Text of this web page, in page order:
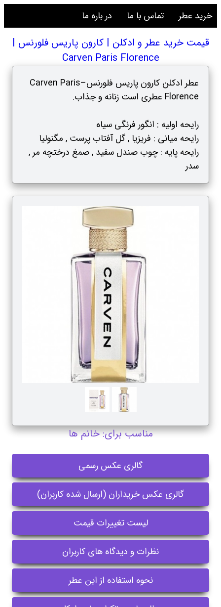
خرید عطر تماس با ما در باره ما
قیمت خرید عطر و ادکلن | کارون پاریس فلورنس |
Carven Paris Florence
عطر ادکلن کارون پاریس فلورنس–Carven Paris
Florence عطری است زنانه و جذاب.
رایحه اولیه : انگور فرنگی سیاه
رایحه میانی : فریزیا , گل آفتاب پرست , مگنولیا
رایحه پایه : چوب صندل سفید , صمغ درختچه مر ,
سدر
مناسب برای: خانم ها
گالری عکس رسمی
گالری عکس خریداران (ارسال شده کاربران)
لیست تغییرات قیمت
نظرات و دیدگاه های کاربران
نحوه استفاده از این عطر